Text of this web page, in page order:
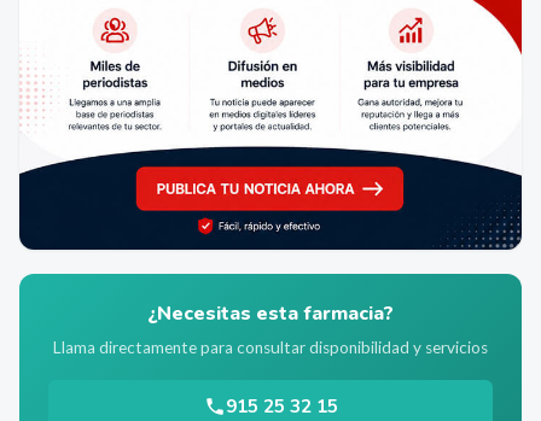
¿Necesitas esta farmacia?
Llama directamente para consultar disponibilidad y servicios
915 25 32 15